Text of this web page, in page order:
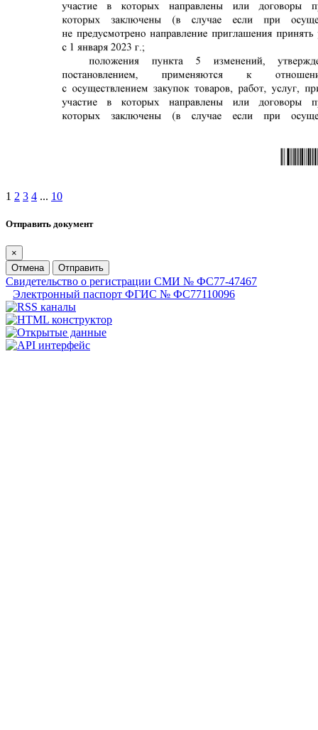
1 2 3 4 ... 10
Отправить документ
×
Отмена
Отправить
Свидетельство о регистрации СМИ № ФС77-47467
Электронный паспорт ФГИС № ФС77110096